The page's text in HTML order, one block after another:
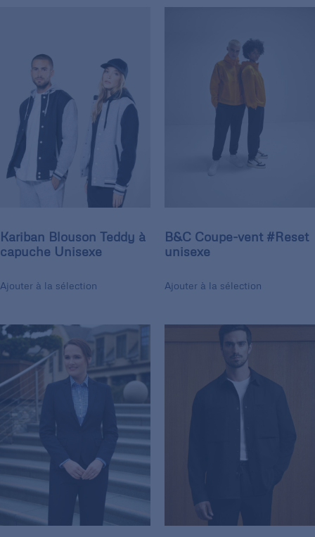
Kariban Blouson Teddy à
capuche Unisexe
Ajouter à la sélection
B&C Coupe-vent #Reset
unisexe
Ajouter à la sélection